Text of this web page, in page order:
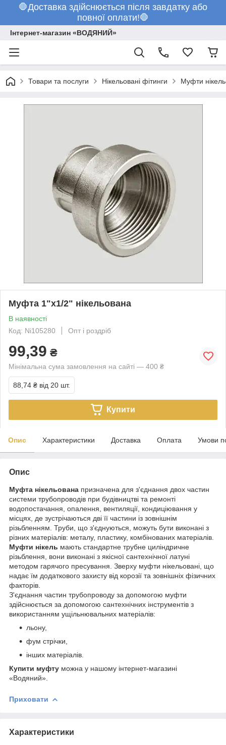
🛑Доставка здійснюється після завдатку або
повної оплати!🛑
Інтернет-магазин «ВОДЯНИЙ»
Товари та послуги Нікельовані фітинги Муфти
Муфта 1"х1/2" нікельована
В наявності
Код: Ni105280
Опт і роздріб
99,39 ₴
Мінімальна сума замовлення на сайті — 400 ₴
88,74 ₴ від 20 шт.
Купити
Опис Характеристики Доставка Оплата Умови
Опис
Муфта нікельована призначена для з'єднання двох частин
системи трубопроводів при будівництві та ремонті
водопостачання, опалення, вентиляції, кондиціювання у
місцях, де зустрічаються дві її частини із зовнішнім
різьбленням. Труби, що з'єднуються, можуть бути виконані з
різних матеріалів: металу, пластику, комбінованих матеріалів.
Муфти нікель мають стандартне трубне циліндричне
різьблення, вони виконані з якісної сантехнічної латуні
методом гарячого пресування. Зверху муфти нікельовані, що
надає їм додаткового захисту від корозії та зовнішніх фізичних
факторів.
З'єднання частин трубопроводу за допомогою муфти
здійснюється за допомогою сантехнічних інструментів з
використанням ущільнювальних матеріалів:
льону,
фум стрічки,
інших матеріалів.
Купити муфту можна у нашому інтернет-магазині
«Водяний».
Приховати
Характеристики